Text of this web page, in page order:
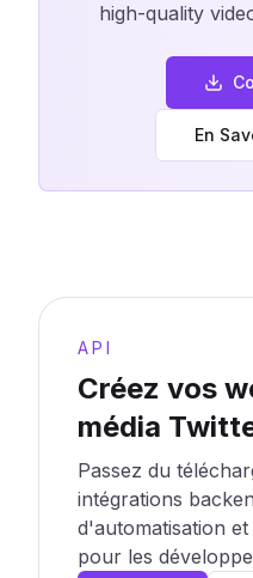
high-quality
En
API
Créez vos
média
Passez du
intégrations
d'automatisation
pour les